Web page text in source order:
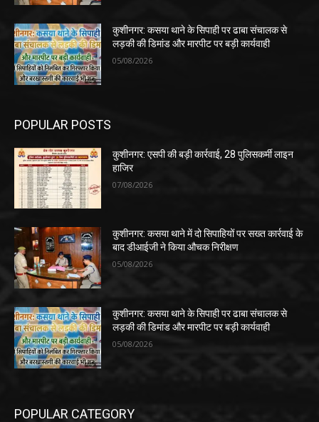
कुशीनगर: कसया थाने के सिपाही पर ढाबा संचालक से
लड़की की डिमांड और मारपीट पर बड़ी कार्यवाही
05/08/2026
POPULAR POSTS
कुशीनगर: एसपी की बड़ी कार्रवाई, 28 पुलिसकर्मी लाइन
हाजिर
07/08/2026
कुशीनगर: कसया थाने में दो सिपाहियों पर सख्त कार्रवाई के
बाद डीआईजी ने किया औचक निरीक्षण
05/08/2026
कुशीनगर: कसया थाने के सिपाही पर ढाबा संचालक से
लड़की की डिमांड और मारपीट पर बड़ी कार्यवाही
05/08/2026
POPULAR CATEGORY